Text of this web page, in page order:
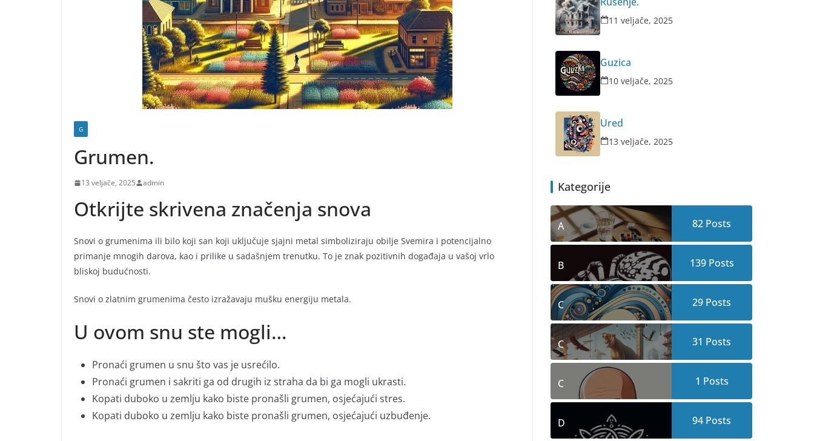
G
Grumen.
13 veljače, 2025 admin
Otkrijte skrivena značenja snova
Snovi o grumenima ili bilo koji san koji uključuje sjajni metal simboliziraju obilje Svemira i potencijalno
primanje mnogih darova, kao i prilike u sadašnjem trenutku. To je znak pozitivnih događaja u vašoj vrlo
bliskoj budućnosti.
Snovi o zlatnim grumenima često izražavaju mušku energiju metala.
U ovom snu ste mogli…
Pronaći grumen u snu što vas je usrećilo.
Pronaći grumen i sakriti ga od drugih iz straha da bi ga mogli ukrasti.
Kopati duboko u zemlju kako biste pronašli grumen, osjećajući stres.
Kopati duboko u zemlju kako biste pronašli grumen, osjećajući uzbuđenje.
11 veljače, 2025
Guzica
10 veljače, 2025
Ured
13 veljače, 2025
Kategorije
A 82 Posts
B 139Posts
C 29 Posts
C 31 Posts
C 1 Posts
D 94 Posts